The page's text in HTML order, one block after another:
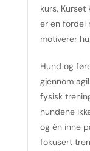
kurs.
er en fordel
motiverer
Hund og
gjennom
fysisk
hundene
og én inne
fokusert